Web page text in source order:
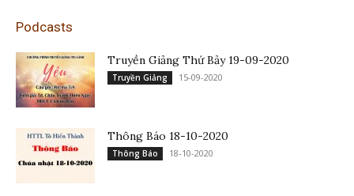
Podcasts
Truyền Giảng Thứ Bảy 19-09-2020
Truyền Giảng 15-09-2020
Thông Báo 18-10-2020
Thông Báo 18-10-2020